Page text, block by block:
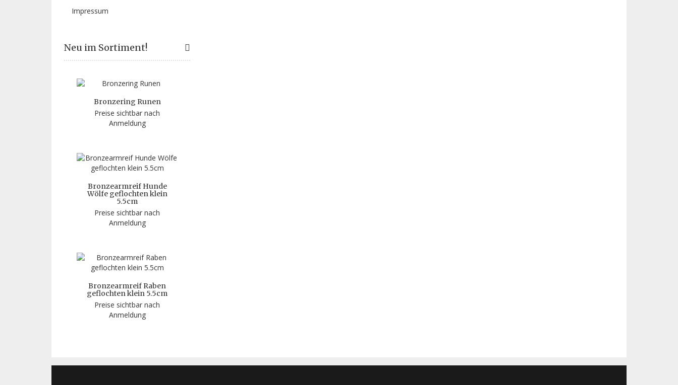
Impressum
Neu im Sortiment!
Bronzering Runen
Preise sichtbar nach
Anmeldung
Bronzearmreif Hunde
Wölfe geflochten klein
5.5cm
Preise sichtbar nach
Anmeldung
Bronzearmreif Raben
geflochten klein 5.5cm
Preise sichtbar nach
Anmeldung